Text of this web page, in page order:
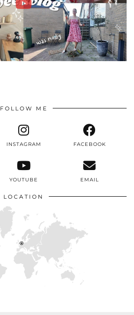
FOLLOW ME
INSTAGRAM FACEBOOK
YOUTUBE EMAIL
LOCATION